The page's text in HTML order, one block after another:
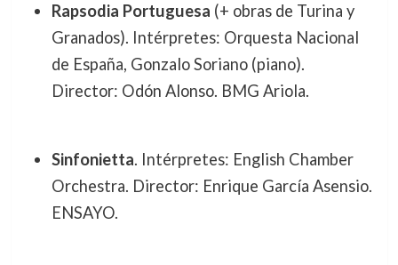
Rapsodia Portuguesa (+ obras de Turina y
Granados). Intérpretes: Orquesta Nacional
de España, Gonzalo Soriano (piano).
Director: Odón Alonso. BMG Ariola.
Sinfonietta. Intérpretes: English Chamber
Orchestra. Director: Enrique García Asensio.
ENSAYO.